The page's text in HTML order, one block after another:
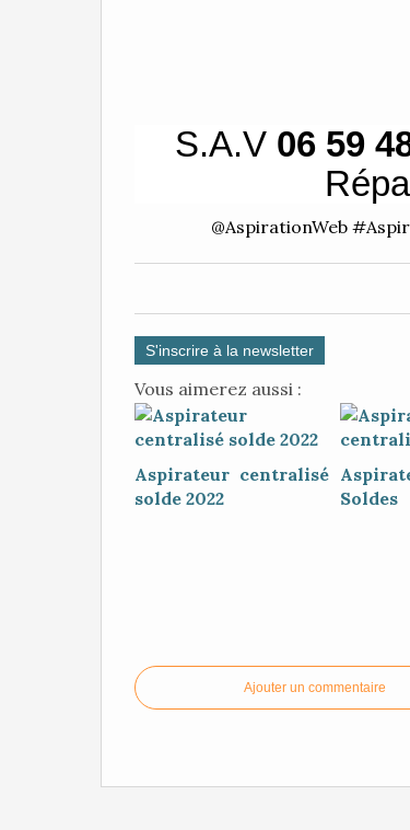
S.A.V 06 59
@AspirationWeb
S'inscrire à la newsletter
Vous aimerez aussi :
Aspirateur centralisé
solde 2022
Soldes
Ajouter un commentaire